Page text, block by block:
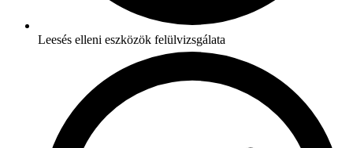
Leesés elleni eszközök felülvizsgálata